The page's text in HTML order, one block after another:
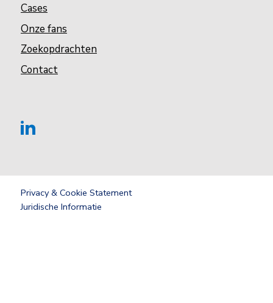
Cases
Onze fans
Zoekopdrachten
Contact
Privacy & Cookie Statement
Juridische Informatie